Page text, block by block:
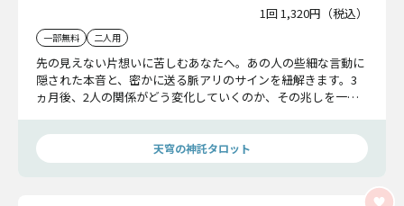
1回 1,320円（税込）
一部無料 二人用
先の見えない片想いに苦しむあなたへ。あの人の些細な言動に
隠された本音と、密かに送る脈アリのサインを紐解きます。3
ヵ月後、2人の関係がどう変化していくのか、その兆しを一緒
天穹の神託タロット